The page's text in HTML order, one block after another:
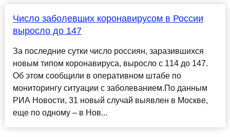
Число заболевших коронавирусом в России
выросло до 147
За последние сутки число россиян, заразившихся
новым типом коронавируса, выросло с 114 до 147.
Об этом сообщили в оперативном штабе по
мониторингу ситуации с заболеванием.По данным
РИА Новости, 31 новый случай выявлен в Москве,
еще по одному – в Нов...